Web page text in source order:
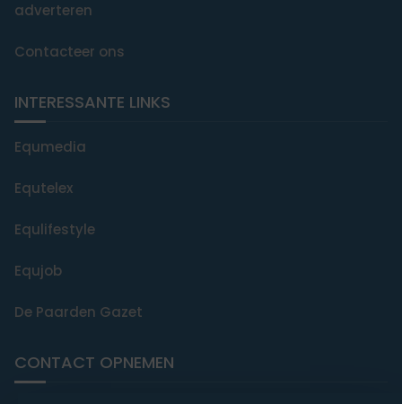
adverteren
Contacteer ons
INTERESSANTE LINKS
Equmedia
Equtelex
Equlifestyle
Equjob
De Paarden Gazet
CONTACT OPNEMEN